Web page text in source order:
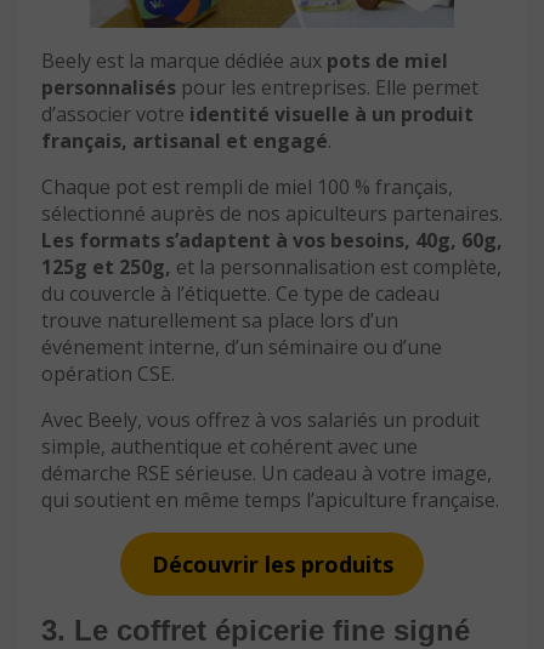
Beely est la marque dédiée aux pots de miel
personnalisés pour les entreprises. Elle permet
d’associer votre identité visuelle à un produit
français, artisanal et engagé.
Chaque pot est rempli de miel 100 % français,
sélectionné auprès de nos apiculteurs partenaires.
Les formats s’adaptent à vos besoins, 40g, 60g,
125g et 250g, et la personnalisation est complète,
du couvercle à l’étiquette. Ce type de cadeau
trouve naturellement sa place lors d’un
événement interne, d’un séminaire ou d’une
opération CSE.
Avec Beely, vous offrez à vos salariés un produit
simple, authentique et cohérent avec une
démarche RSE sérieuse. Un cadeau à votre image,
qui soutient en même temps l’apiculture française.
Découvrir les produits
3. Le coffret épicerie fine signé